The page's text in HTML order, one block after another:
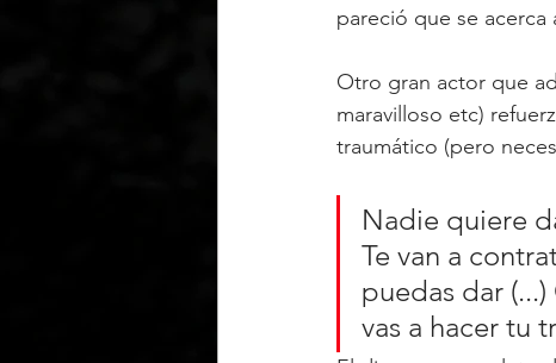
pareció que se
Otro gran actor que
maravilloso etc)
traumático (pero
Nadie quiere
Te van a
puedas dar
vas a hacer tu